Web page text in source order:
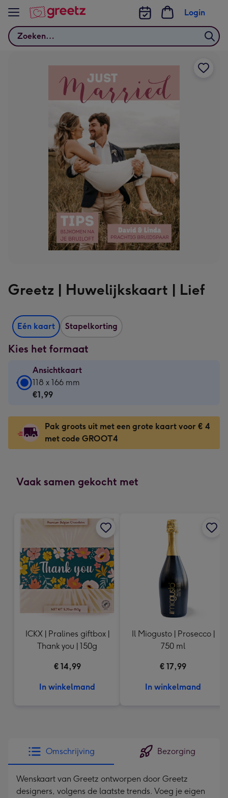
Bekijk meer
Zoeken
Login
Greetz | Huwelijkskaart | Lief
Eén kaart Stapelkorting
Kies het formaat
Ansichtkaart
Ansichtkaart
-
-
118
x
-
x
118 x 166 mm
€1,99
Pak groots uit met een grote kaart voor € 4
met code GROOT4
Vaak samen gekocht met
ICKX | Pralines giftbox |
Thank you | 150g
€ 14,99
In winkelmand
Il Miogusto | Prosecco |
750 ml
€ 17,99
In winkelmand
Omschrijving Bezorging
Wenskaart van Greetz ontworpen door Greetz
designers, volgens de laatste trends. Voeg je eigen